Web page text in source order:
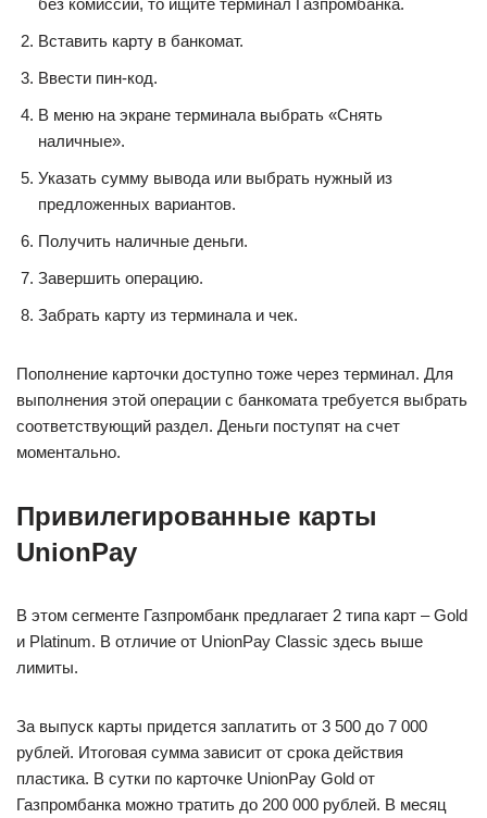
без комиссии, то ищите терминал Газпромбанка.
Вставить карту в банкомат.
Ввести пин-код.
В меню на экране терминала выбрать «Снять
наличные».
Указать сумму вывода или выбрать нужный из
предложенных вариантов.
Получить наличные деньги.
Завершить операцию.
Забрать карту из терминала и чек.
Пополнение карточки доступно тоже через терминал. Для
выполнения этой операции с банкомата требуется выбрать
соответствующий раздел. Деньги поступят на счет
моментально.
Привилегированные карты
UnionPay
В этом сегменте Газпромбанк предлагает 2 типа карт – Gold
и Platinum. В отличие от UnionPay Classic здесь выше
лимиты.
За выпуск карты придется заплатить от 3 500 до 7 000
рублей. Итоговая сумма зависит от срока действия
пластика. В сутки по карточке UnionPay Gold от
Газпромбанка можно тратить до 200 000 рублей. В месяц